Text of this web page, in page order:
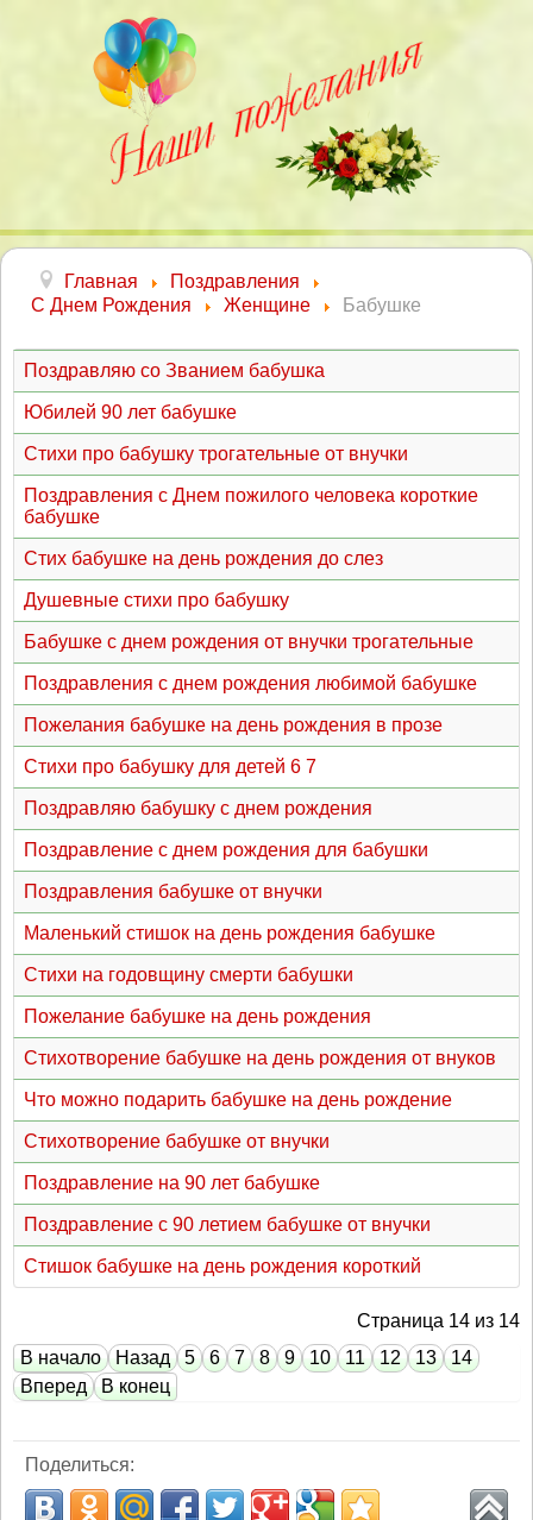
Главная
Поздравления
С Днем Рождения
Женщине Бабушке
Поздравляю со Званием бабушка
Юбилей 90 лет бабушке
Стихи про бабушку трогательные от внучки
Поздравления с Днем пожилого человека короткие
бабушке
Стих бабушке на день рождения до слез
Душевные стихи про бабушку
Бабушке с днем рождения от внучки трогательные
Поздравления с днем рождения любимой бабушке
Пожелания бабушке на день рождения в прозе
Стихи про бабушку для детей 6 7
Поздравляю бабушку с днем рождения
Поздравление с днем рождения для бабушки
Поздравления бабушке от внучки
Маленький стишок на день рождения бабушке
Стихи на годовщину смерти бабушки
Пожелание бабушке на день рождения
Стихотворение бабушке на день рождения от внуков
Что можно подарить бабушке на день рождение
Стихотворение бабушке от внучки
Поздравление на 90 лет бабушке
Поздравление с 90 летием бабушке от внучки
Стишок бабушке на день рождения короткий
Страница 14 из 14
В начало
Назад 5 6 7 8 9 10 11 12 13
14
Вперед
В конец
Поделиться: